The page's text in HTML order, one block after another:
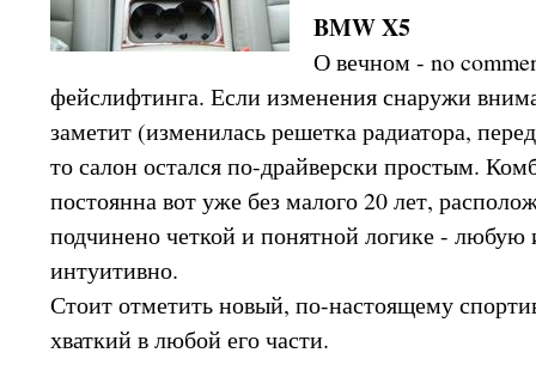
BMW X5
О вечном - no
фейслифтинга. Если изменения снаружи
заметит (изменилась решетка радиатора,
то салон остался по-драйверски простым.
постоянна вот уже без малого 20 лет,
подчинено четкой и понятной логике - любую
интуитивно.
Стоит отметить новый, по-настоящему
хваткий в любой его части.